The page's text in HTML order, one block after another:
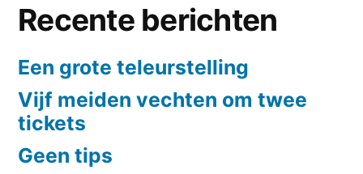
Recente berichten
Een grote teleurstelling
Vijf meiden vechten om twee
tickets
Geen tips